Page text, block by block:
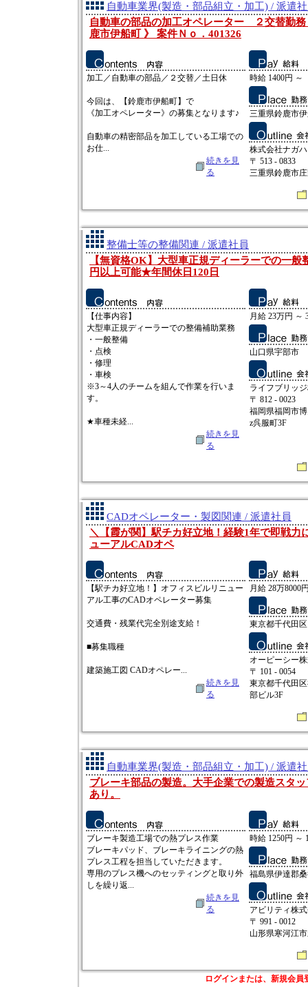
自動車業界(製造・部品組立・加工) / 派遣
自動車の部品の加工オペレーター ２交替勤
鹿市伊船町 》 案件Ｎｏ．401326
加工／自動車の部品／２交替／土日休
今回は、【鈴鹿市伊船町】で
《加工オペレーター》の募集となります♪
自動車の精密部品を加工している工場での
お仕...
続きを見
る
時給 1400円 ～
三重県鈴鹿市
株式会社ナガハ
〒 513 - 0833
三重県鈴鹿市
整備士等の整備関連 / 派遣社員
【無資格OK】大型車正規ディーラーでの一
円以上可能★年間休日120日
【仕事内容】
大型車正規ディーラーでの整備補助業務
・一般整備
・点検
・修理
・車検
※3～4人のチームを組んで作業を行いま
す。
★車種未経...
続きを見
る
月給 23万円 ～
山口県宇部市
ライフブリッ
〒 812 - 0023
福岡県福岡市
z呉服町3F
CADオペレーター・製図関連 / 派遣社員
＼【霞が関】駅チカ好立地！経験1年で即戦力
ューアルCADオペ
【駅チカ好立地！】オフィスビルリニュー
アル工事のCADオペレーター募集
交通費・残業代完全別途支給！
■募集職種
建築施工図 CADオペレー...
続きを見
る
月給 28万8000
東京都千代田
オーピーシー
〒 101 - 0054
東京都千代田
部ビル3F
自動車業界(製造・部品組立・加工) / 派遣
ブレーキ部品の製造。大手企業での製造スタ
あり。
ブレーキ製造工場での熱プレス作業
ブレーキパッド、ブレーキライニングの熱
プレス工程を担当していただきます。
専用のプレス機へのセッティングと取り外
しを繰り返...
続きを見
る
時給 1250円 ～
福島県伊達郡
アビリティ株
〒 991 - 0012
山形県寒河江
ログインまたは、新規会